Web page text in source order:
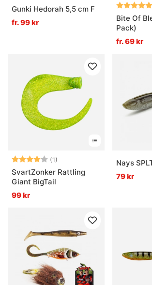
Gunki Hedorah 5,5 cm F
fr. 99 kr
Betyg:
Bite Of
Pack)
fr. 69 kr
Betyg: (1)
4.0 utav 5 stjärnor
SvartZonker Rattling
Giant BigTail
99 kr
Nays
79 kr